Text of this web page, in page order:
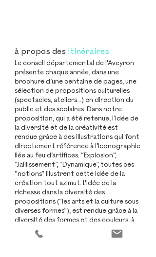
à propos des Itinéraires
Le conseil départemental de l’Aveyron
présente chaque année, dans une
brochure d’une centaine de pages, une
sélection de propositions culturelles
(spectacles, ateliers…) en direction du
public et des scolaires. Dans notre
proposition, qui a été retenue, l’idée de
la diversité et de la créativité est
rendue grâce à des illustrations qui font
directement référence à l’iconographie
liée au feu d’artifices. “Explosion”,
“Jaillissement”, “Dynamique”, toutes ces
“notions” illustrent cette idée de la
création tout azimut. L’idée de la
richesse dans la diversité des
propositions (“les arts et la culture sous
diverses formes”), est rendue grâce à la
diversité des formes et des couleurs, à
chaque fois différentes dans les
illustrations. L’autre idée qui doit être